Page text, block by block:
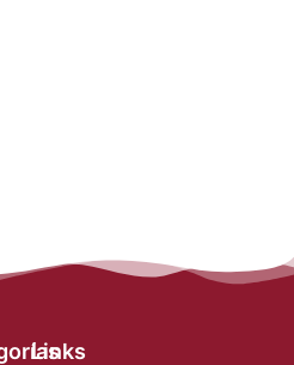
Links